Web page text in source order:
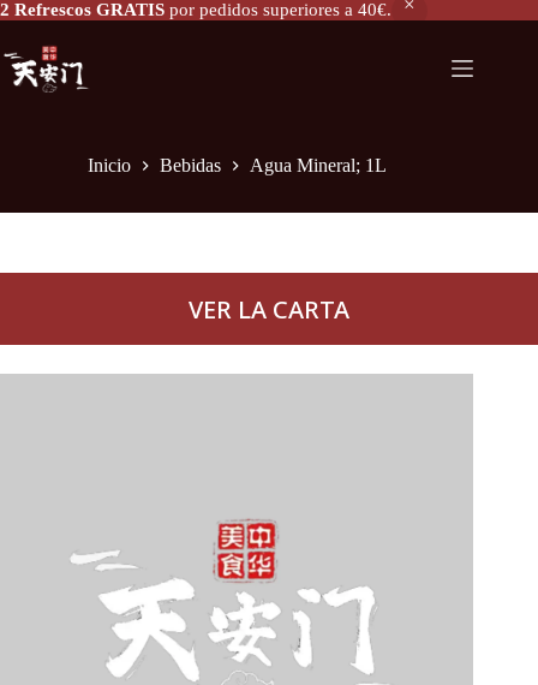
2 Refrescos GRATIS por pedidos superiores a 40€.
Agua Mineral; 1L
€
Inicio Bebidas Agua Mineral; 1L
VER LA CARTA